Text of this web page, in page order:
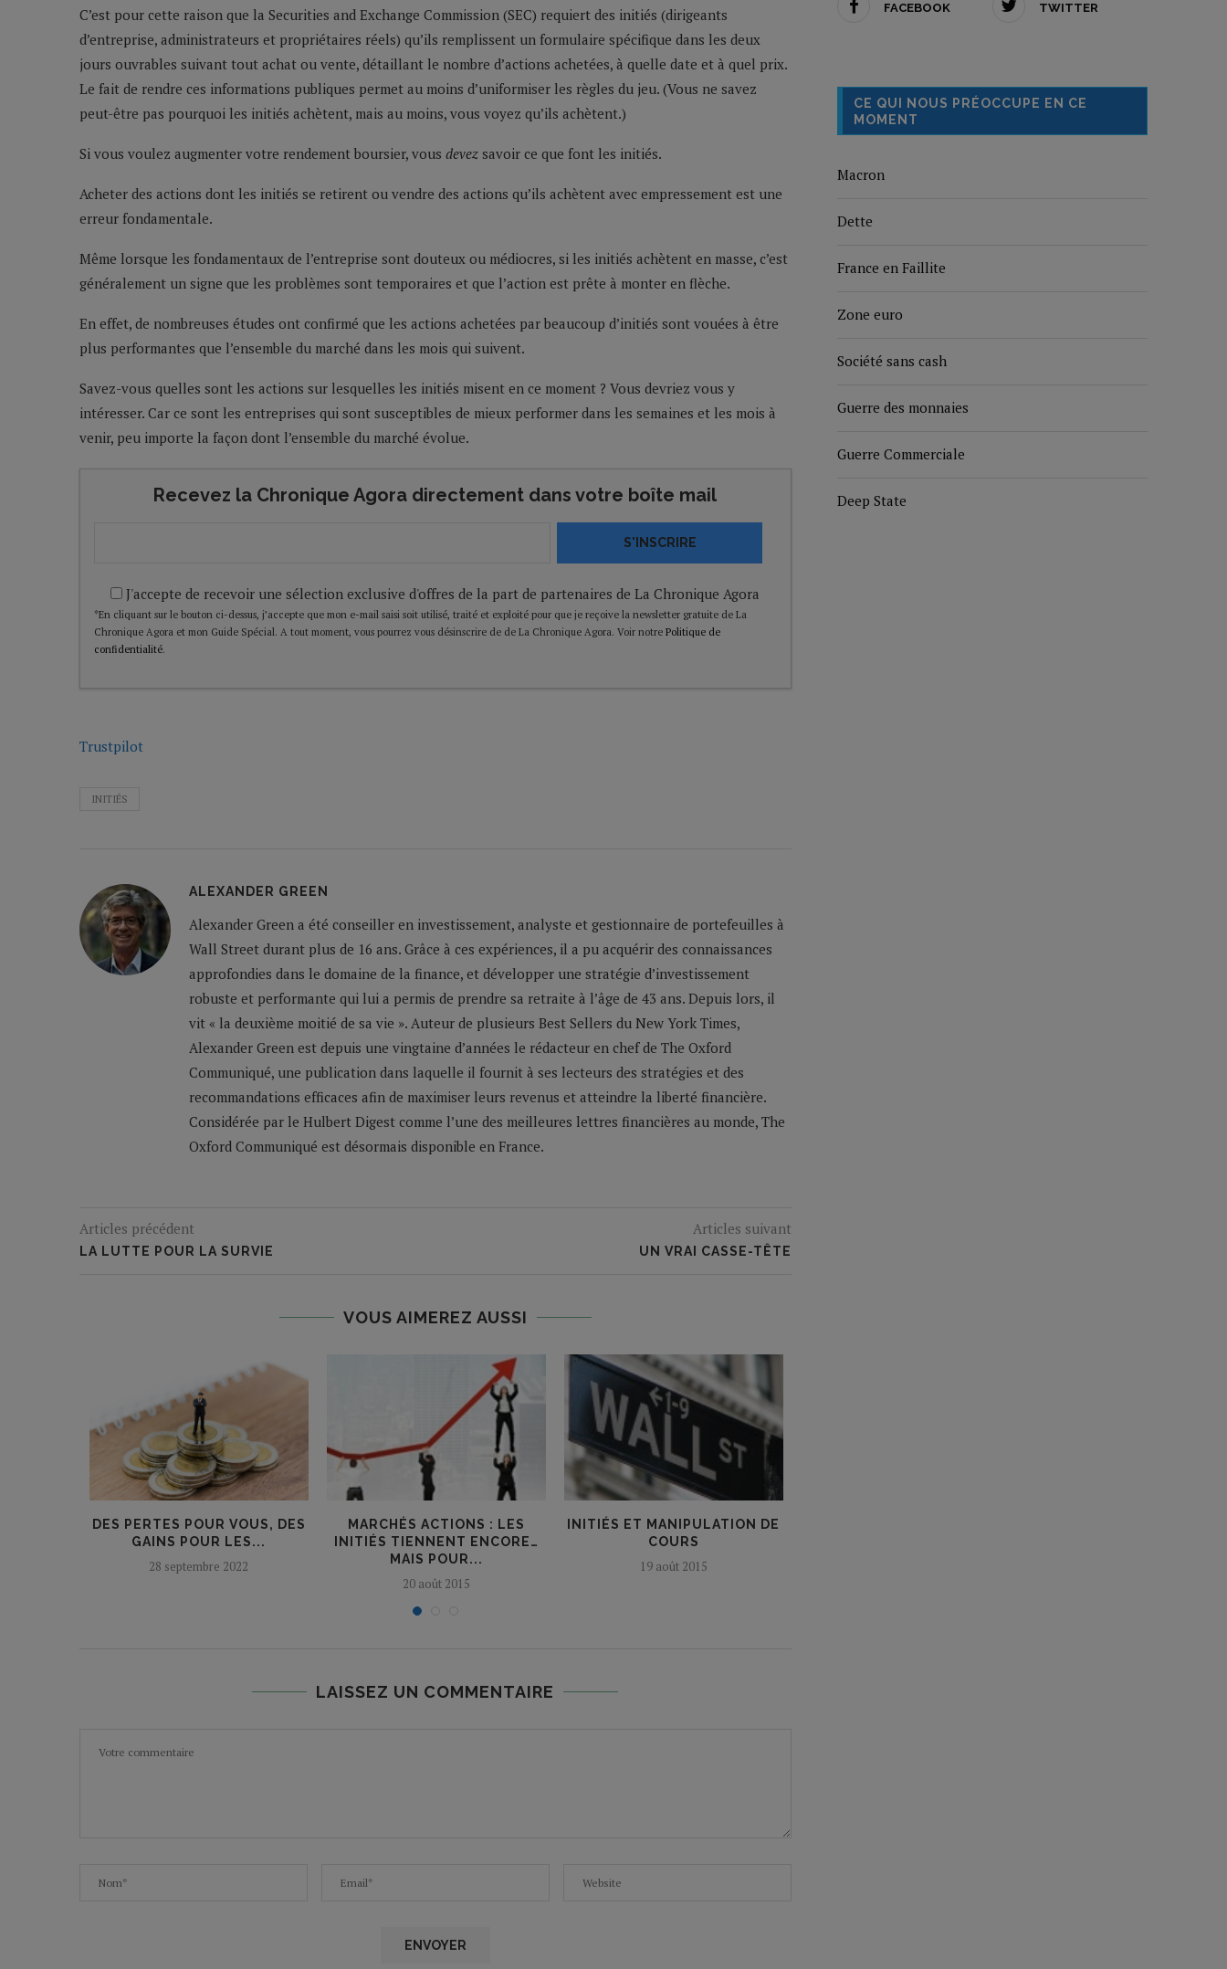
C’est pour cette raison que la Securities and Exchange Commission (SEC) requiert des initiés (dirigeants
d’entreprise, administrateurs et propriétaires réels) qu’ils remplissent un formulaire spécifique dans les deux
jours ouvrables suivant tout achat ou vente, détaillant le nombre d’actions achetées, à quelle date et à quel prix.
Le fait de rendre ces informations publiques permet au moins d’uniformiser les règles du jeu. (Vous ne savez
peut-être pas pourquoi les initiés achètent, mais au moins, vous voyez qu’ils achètent.)
Si vous voulez augmenter votre rendement boursier, vous devez savoir ce que font les initiés.
Acheter des actions dont les initiés se retirent ou vendre des actions qu’ils achètent avec empressement est une
erreur fondamentale.
Même lorsque les fondamentaux de l’entreprise sont douteux ou médiocres, si les initiés achètent en masse, c’est
généralement un signe que les problèmes sont temporaires et que l’action est prête à monter en flèche.
En effet, de nombreuses études ont confirmé que les actions achetées par beaucoup d’initiés sont vouées à être
plus performantes que l’ensemble du marché dans les mois qui suivent.
Savez-vous quelles sont les actions sur lesquelles les initiés misent en ce moment ? Vous devriez vous y
intéresser. Car ce sont les entreprises qui sont susceptibles de mieux performer dans les semaines et les mois à
venir, peu importe la façon dont l’ensemble du marché évolue.
Recevez la Chronique Agora directement dans votre boîte mail
S'INSCRIRE
J'accepte de recevoir une sélection exclusive d'offres de la part de partenaires de La Chronique Agora
*En cliquant sur le bouton ci-dessus, j’accepte que mon e-mail saisi soit utilisé, traité et exploité pour que je reçoive la newsletter gratuite de La
Chronique Agora et mon Guide Spécial. A tout moment, vous pourrez vous désinscrire de de La Chronique Agora. Voir notre Politique de
confidentialité.
Trustpilot
INITIÉS
ALEXANDER GREEN
Alexander Green a été conseiller en investissement, analyste et gestionnaire de portefeuilles à
Wall Street durant plus de 16 ans. Grâce à ces expériences, il a pu acquérir des connaissances
approfondies dans le domaine de la finance, et développer une stratégie d’investissement
robuste et performante qui lui a permis de prendre sa retraite à l’âge de 43 ans. Depuis lors, il
vit « la deuxième moitié de sa vie ». Auteur de plusieurs Best Sellers du New York Times,
Alexander Green est depuis une vingtaine d’années le rédacteur en chef de The Oxford
Communiqué, une publication dans laquelle il fournit à ses lecteurs des stratégies et des
recommandations efficaces afin de maximiser leurs revenus et atteindre la liberté financière.
Considérée par le Hulbert Digest comme l’une des meilleures lettres financières au monde, The
Oxford Communiqué est désormais disponible en France.
Articles précédent
LA LUTTE POUR LA SURVIE
Articles suivant
UN VRAI CASSE-TÊTE
VOUS AIMEREZ AUSSI
DES PERTES POUR VOUS, DES
GAINS POUR LES...
28 septembre 2022
MARCHÉS ACTIONS : LES
INITIÉS TIENNENT ENCORE…
MAIS POUR...
20 août 2015
INITIÉS ET MANIPULATION DE
COURS
19 août 2015
LAISSEZ UN COMMENTAIRE
FACEBOOK TWITTER
CE QUI NOUS PRÉOCCUPE EN CE
MOMENT
Macron
Dette
France en Faillite
Zone euro
Société sans cash
Guerre des monnaies
Guerre Commerciale
Deep State